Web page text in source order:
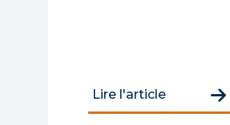
Lire l'article